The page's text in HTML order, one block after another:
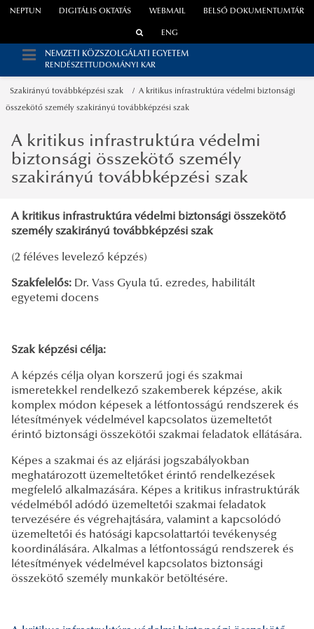
WEBMAIL
NEPTUN DIGITÁLIS OKTATÁS BELSŐ DOKUMENTUMTÁR
ENG
NEMZETI KÖZSZOLGÁLATI EGYETEM
RENDÉSZETTUDOMÁNYI KAR
Szakirányú továbbképzési szak A kritikus infrastruktúra védelmi biztonsági
összekötő személy szakirányú továbbképzési szak
A kritikus infrastruktúra védelmi
biztonsági összekötő személy
szakirányú továbbképzési szak
A kritikus infrastruktúra védelmi biztonsági összekötő
személy szakirányú továbbképzési szak
(2 féléves levelező képzés)
Szakfelelős: Dr. Vass Gyula tű. ezredes, habilitált
egyetemi docens
Szak képzési célja:
A képzés célja olyan korszerű jogi és szakmai
ismeretekkel rendelkező szakemberek képzése, akik
komplex módon képesek a létfontosságú rendszerek és
létesítmények védelmével kapcsolatos üzemeltetőt
érintő biztonsági összekötői szakmai feladatok ellátására.
Képes a szakmai és az eljárási jogszabályokban
meghatározott üzemeltetőket érintő rendelkezések
megfelelő alkalmazására. Képes a kritikus infrastruktúrák
védelméből adódó üzemeltetői szakmai feladatok
tervezésére és végrehajtására, valamint a kapcsolódó
üzemeltetői és hatósági kapcsolattartói tevékenység
koordinálására. Alkalmas a létfontosságú rendszerek és
létesítmények védelmével kapcsolatos biztonsági
összekötő személy munkakör betöltésére.